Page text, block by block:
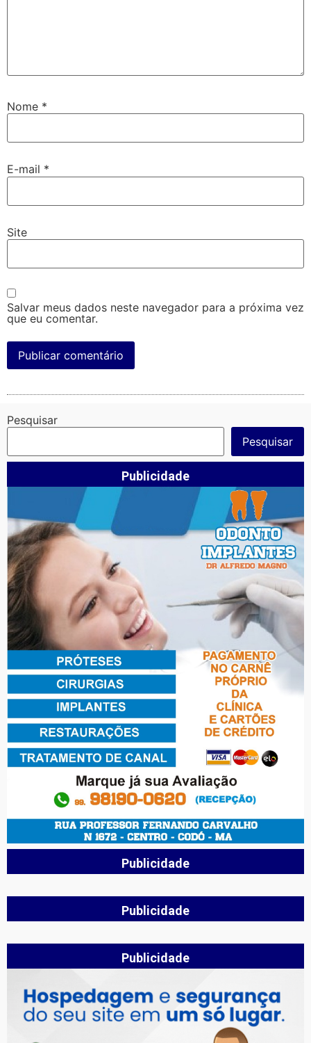
Nome *
E-mail *
Site
Salvar meus dados neste navegador para a próxima vez
que eu comentar.
Pesquisar
Pesquisar
Publicidade
Publicidade
Publicidade
Publicidade